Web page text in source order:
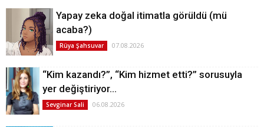
Yapay zeka doğal itimatla görüldü (mü
acaba?)
Rüya Şahsuvar 07.08.2026
“Kim kazandı?”, “Kim hizmet etti?” sorusuyla
yer değiştiriyor…
Sevginar Sali 06.08.2026